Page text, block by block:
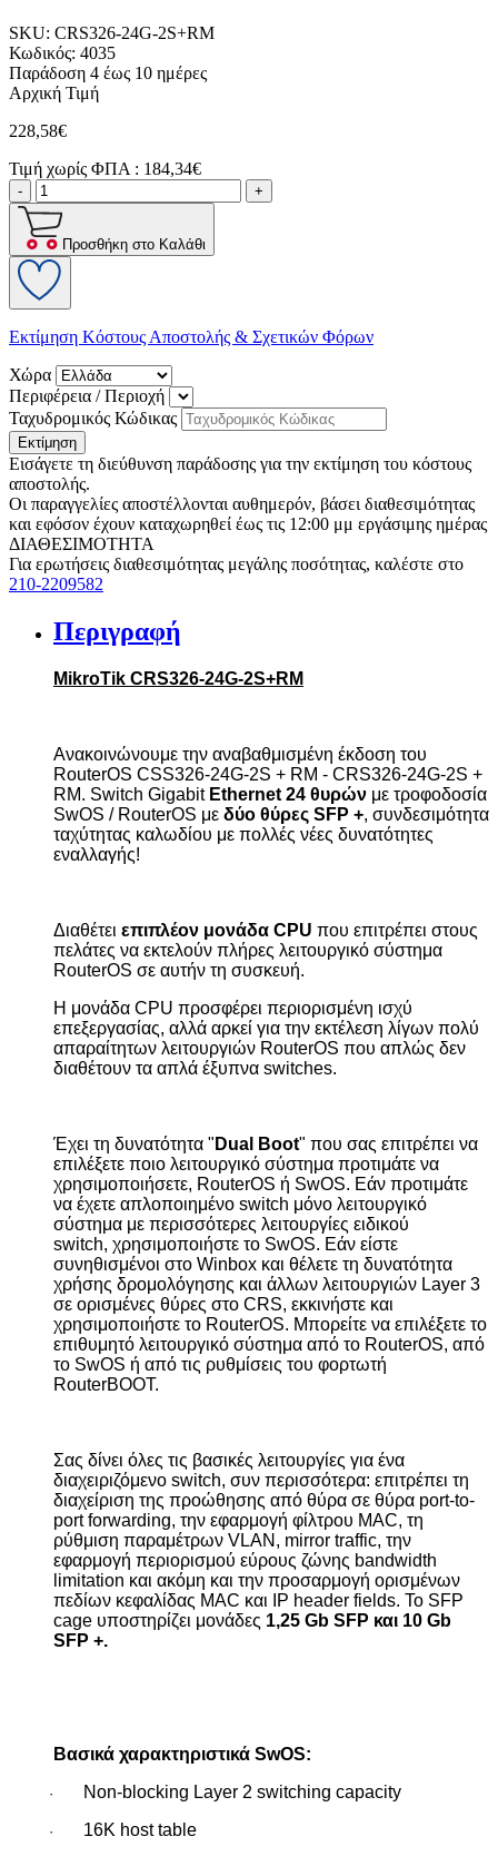
SKU: CRS326-24G-2S+RM
Κωδικός: 4035
Παράδοση 4 έως 10 ημέρες
Αρχική Τιμή
228,58€
Τιμή χωρίς ΦΠΑ : 184,34€
- +
Προσθήκη στο Καλάθι
Εκτίμηση Κόστους Αποστολής & Σχετικών Φόρων
Χώρα
Περιφέρεια / Περιοχή
Ταχυδρομικός Κώδικας
Εκτίμηση
Εισάγετε τη διεύθυνση παράδοσης για την εκτίμηση του κόστους
αποστολής.
Οι παραγγελίες αποστέλλονται αυθημερόν, βάσει διαθεσιμότητας
και εφόσον έχουν καταχωρηθεί έως τις 12:00 μμ εργάσιμης ημέρας
ΔΙΑΘΕΣΙΜΟΤΗΤΑ
Για ερωτήσεις διαθεσιμότητας μεγάλης ποσότητας, καλέστε στο
210-2209582
Περιγραφή
MikroTik CRS326-24G-2S+RM
Ανακοινώνουμε την αναβαθμισμένη έκδοση του
RouterOS CSS326-24G-2S + RM - CRS326-24G-2S +
RM. Switch Gigabit Ethernet 24 θυρών με τροφοδοσία
SwOS / RouterOS με δύο θύρες SFP +, συνδεσιμότητα
ταχύτητας καλωδίου με πολλές νέες δυνατότητες
εναλλαγής!
Διαθέτει επιπλέον μονάδα CPU που επιτρέπει στους
πελάτες να εκτελούν πλήρες λειτουργικό σύστημα
RouterOS σε αυτήν τη συσκευή.
Η μονάδα CPU προσφέρει περιορισμένη ισχύ
επεξεργασίας, αλλά αρκεί για την εκτέλεση λίγων πολύ
απαραίτητων λειτουργιών RouterOS που απλώς δεν
διαθέτουν τα απλά έξυπνα switches.
Έχει τη δυνατότητα " Dual Boot" που σας επιτρέπει να
επιλέξετε ποιο λειτουργικό σύστημα προτιμάτε να
χρησιμοποιήσετε, RouterOS ή SwOS. Εάν προτιμάτε
να έχετε απλοποιημένο switch μόνο λειτουργικό
σύστημα με περισσότερες λειτουργίες ειδικού
switch, χρησιμοποιήστε το SwOS. Εάν είστε
συνηθισμένοι στο Winbox και θέλετε τη δυνατότητα
χρήσης δρομολόγησης και άλλων λειτουργιών Layer 3
σε ορισμένες θύρες στο CRS, εκκινήστε και
χρησιμοποιήστε το RouterOS. Μπορείτε να επιλέξετε το
επιθυμητό λειτουργικό σύστημα από το RouterOS, από
το SwOS ή από τις ρυθμίσεις του φορτωτή
RouterBOOT.
Σας δίνει όλες τις βασικές λειτουργίες για ένα
διαχειριζόμενο switch, συν περισσότερα: επιτρέπει τη
διαχείριση της προώθησης από θύρα σε θύρα port-to-
port forwarding, την εφαρμογή φίλτρου MAC, τη
ρύθμιση παραμέτρων VLAN , mirror traffic, την
εφαρμογή περιορισμού εύρους ζώνης bandwidth
limitation και ακόμη και την προσαρμογή ορισμένων
πεδίων κεφαλίδας MAC και IP header fields. Το SFP
cage υποστηρίζει μονάδες 1,25 Gb SFP και 10 Gb
SFP +.
Βασικά χαρακτηριστικά SwOS:
· Non-blocking Layer 2 switching capacity
· 16K host table